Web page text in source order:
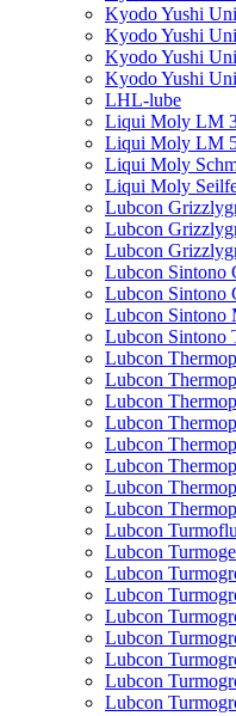
Kyodo Yushi
Kyodo Yushi
Kyodo Yushi
Kyodo Yushi
LHL-lube
Liqui Moly LM
Liqui Moly LM
Liqui Moly
Liqui Moly
Lubcon
Lubcon
Lubcon
Lubcon Sintono
Lubcon Sintono
Lubcon Sintono
Lubcon Sintono
Lubcon
Lubcon
Lubcon
Lubcon
Lubcon
Lubcon
Lubcon
Lubcon
Lubcon
Lubcon
Lubcon
Lubcon
Lubcon
Lubcon
Lubcon
Lubcon
Lubcon